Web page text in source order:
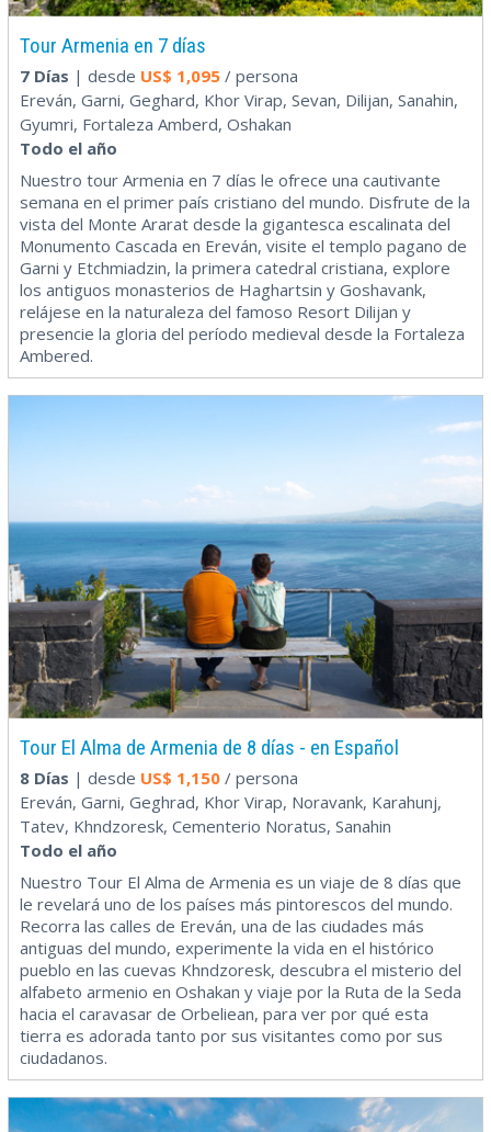
Tour Armenia en 7 días
7 Días | desde US$ 1,095 / persona
Ereván, Garni, Geghard, Khor Virap, Sevan, Dilijan, Sanahin,
Gyumri, Fortaleza Amberd, Oshakan
Todo el año
Nuestro tour Armenia en 7 días le ofrece una cautivante
semana en el primer país cristiano del mundo. Disfrute de la
vista del Monte Ararat desde la gigantesca escalinata del
Monumento Cascada en Ereván, visite el templo pagano de
Garni y Etchmiadzin, la primera catedral cristiana, explore
los antiguos monasterios de Haghartsin y Goshavank,
relájese en la naturaleza del famoso Resort Dilijan y
presencie la gloria del período medieval desde la Fortaleza
Ambered.
Tour El Alma de Armenia de 8 días - en Español
8 Días | desde US$ 1,150 / persona
Ereván, Garni, Geghrad, Khor Virap, Noravank, Karahunj,
Tatev, Khndzoresk, Cementerio Noratus, Sanahin
Todo el año
Nuestro Tour El Alma de Armenia es un viaje de 8 días que
le revelará uno de los países más pintorescos del mundo.
Recorra las calles de Ereván, una de las ciudades más
antiguas del mundo, experimente la vida en el histórico
pueblo en las cuevas Khndzoresk, descubra el misterio del
alfabeto armenio en Oshakan y viaje por la Ruta de la Seda
hacia el caravasar de Orbeliean, para ver por qué esta
tierra es adorada tanto por sus visitantes como por sus
ciudadanos.